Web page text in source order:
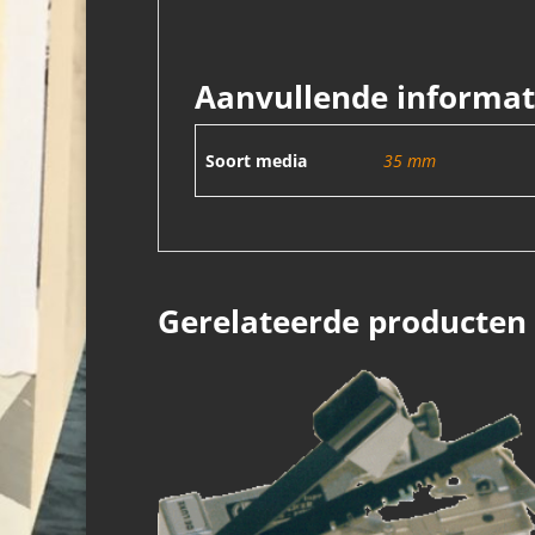
Aanvullende
Soort media 35 mm
Gerelateerde producten